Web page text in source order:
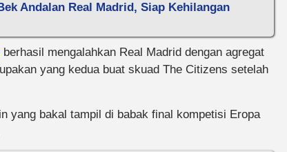
Andalan Real Madrid, Siap Kehilangan
berhasil mengalahkan Real Madrid dengan agregat
yang kedua buat skuad The Citizens setelah
yang bakal tampil di babak final kompetisi Eropa